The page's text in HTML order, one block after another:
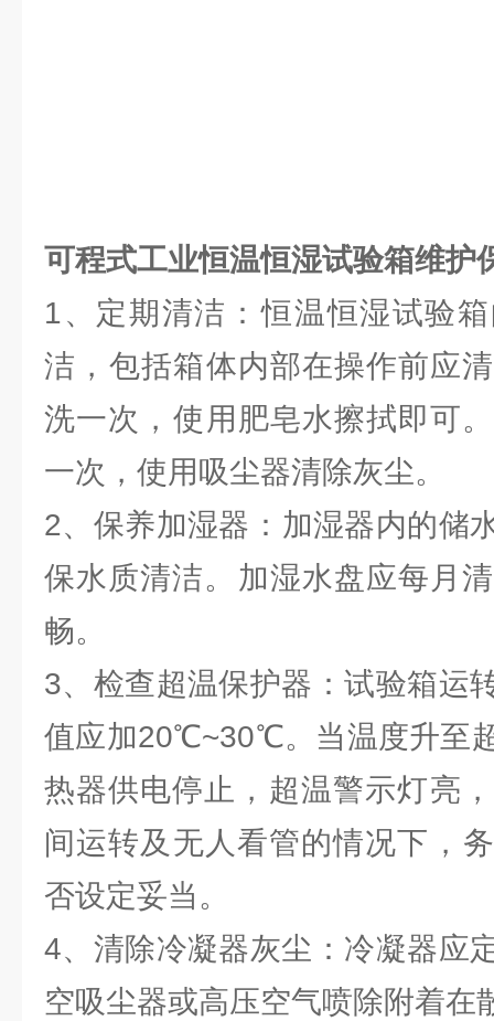
可程式工业恒温恒湿试验箱维护
1、定期清洁：‌恒温恒湿试验
洁，‌包括箱体内部在操作前应
洗一次，‌使用肥皂水擦拭即可
一次，‌使用吸尘器清除灰尘。‌
2、保养加湿器：‌加湿器内的储
保水质清洁。‌加湿水盘应每月
畅。‌
3、检查超温保护器：‌试验箱运
值应加20℃~30℃。‌当温度升至
热器供电停止，‌超温警示灯亮
间运转及无人看管的情况下，‌
否设定妥当。‌
4、清除冷凝器灰尘：‌冷凝器应
空吸尘器或高压空气喷除附着在